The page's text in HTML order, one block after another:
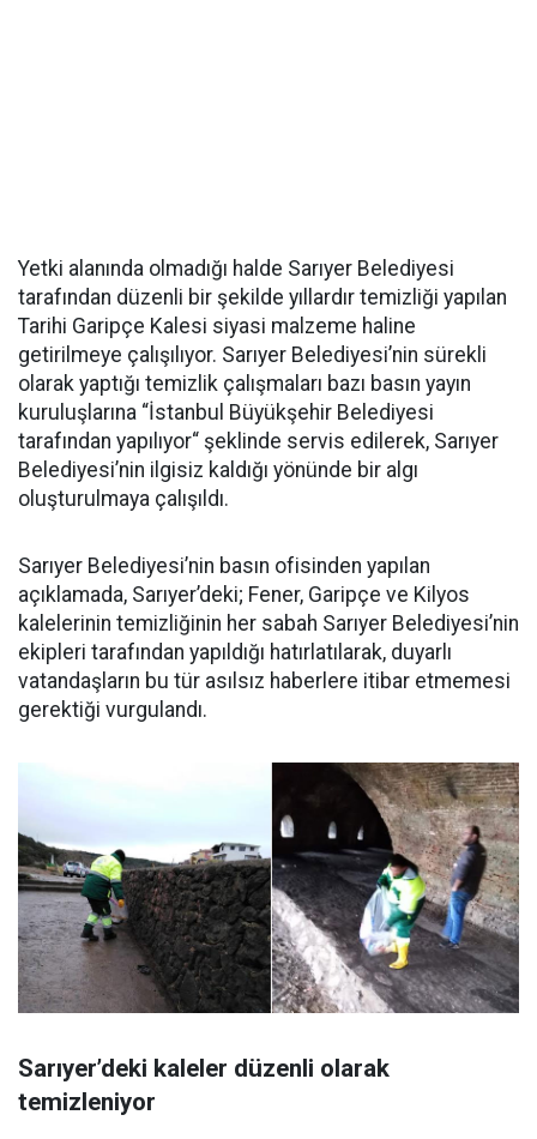
Yetki alanında olmadığı halde Sarıyer Belediyesi
tarafından düzenli bir şekilde yıllardır temizliği yapılan
Tarihi Garipçe Kalesi siyasi malzeme haline
getirilmeye çalışılıyor. Sarıyer Belediyesi’nin sürekli
olarak yaptığı temizlik çalışmaları bazı basın yayın
kuruluşlarına “İstanbul Büyükşehir Belediyesi
tarafından yapılıyor“ şeklinde servis edilerek, Sarıyer
Belediyesi’nin ilgisiz kaldığı yönünde bir algı
oluşturulmaya çalışıldı.
Sarıyer Belediyesi’nin basın ofisinden yapılan
açıklamada, Sarıyer’deki; Fener, Garipçe ve Kilyos
kalelerinin temizliğinin her sabah Sarıyer Belediyesi’nin
ekipleri tarafından yapıldığı hatırlatılarak, duyarlı
vatandaşların bu tür asılsız haberlere itibar etmemesi
gerektiği vurgulandı.
Sarıyer’deki kaleler düzenli olarak
temizleniyor